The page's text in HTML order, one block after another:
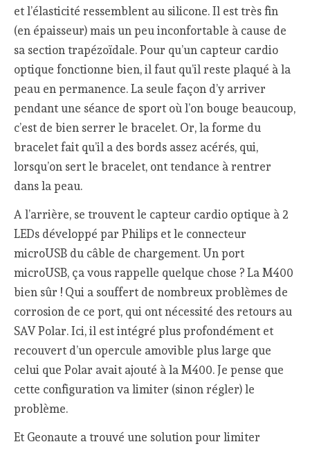
et l’élasticité ressemblent au silicone. Il est très fin
(en épaisseur) mais un peu inconfortable à cause de
sa section trapézoïdale. Pour qu’un capteur cardio
optique fonctionne bien, il faut qu’il reste plaqué à la
peau en permanence. La seule façon d’y arriver
pendant une séance de sport où l’on bouge beaucoup,
c’est de bien serrer le bracelet. Or, la forme du
bracelet fait qu’il a des bords assez acérés, qui,
lorsqu’on sert le bracelet, ont tendance à rentrer
dans la peau.
A l’arrière, se trouvent le capteur cardio optique à 2
LEDs développé par Philips et le connecteur
microUSB du câble de chargement. Un port
microUSB, ça vous rappelle quelque chose ? La M400
bien sûr ! Qui a souffert de nombreux problèmes de
corrosion de ce port, qui ont nécessité des retours au
SAV Polar. Ici, il est intégré plus profondément et
recouvert d’un opercule amovible plus large que
celui que Polar avait ajouté à la M400. Je pense que
cette configuration va limiter (sinon régler) le
problème.
Et Geonaute a trouvé une solution pour limiter